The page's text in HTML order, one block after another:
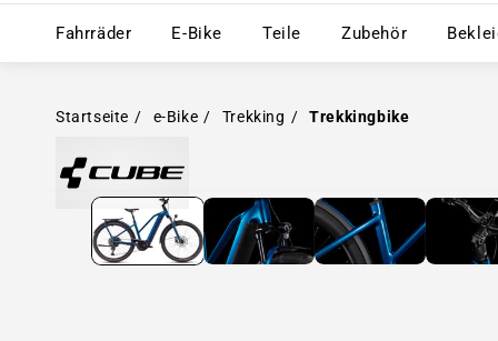
Fahrräder Fahrräder – Menü öffnen
E-Bike E-Bike – Menü öffnen
Teile Teile – Menü öffnen
Zubehör Zubehör
Startseite e-Bike Trekking Trekkingbike
Medien in Modal öffnen